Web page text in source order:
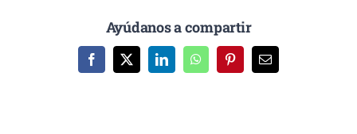
Ayúdanos a compartir
Facebook
X LinkedInWhatsAppPinterestCorreo